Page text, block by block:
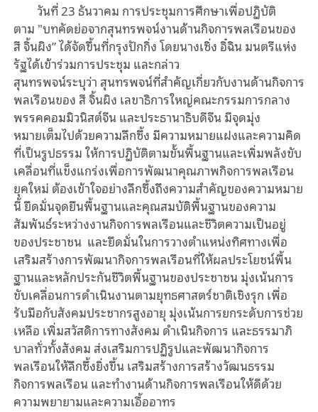
วันที่23 ธันวาคม การประชุมการศึกษาเพื่อปฏิบัติ
ตาม "บทคัดย่อจากสุนทรพจน์งานด้านกิจการพลเรือนของ
สีจิ้นผิง”ได้จัดขึ้นที่กรุงปักกิ่งโดยนางเซิ่ง อิ๋ฉินมนตรีแห่ง
รัฐได้เข้าร่วมการประชุม และกล่าว
สุนทรพจน์ระบุว่า สุนทรพจน์ที่สำคัญเกี่ยวกับงานด้านกิจการ
พลเรือนของ สีจิ้นผิง เลขาธิการใหญ่คณะกรรมการกลาง
พรรคคอมมิวนิสต์จีนและประธานาธิบดีจีนมีจุดมุ่ง
หมายเต็มไปด้วยความลึกซึ้ง มีความหมายแฝงและความคิด
ที่เป็นรูปธรรมให้การปฏิบัติตามขั้นพื้นฐานและเพิ่มพลังขับ
เคลื่อนที่แข็งแกร่งเพื่อการพัฒนาคุณภาพกิจการพลเรือน
ยุคใหม่ ต้องเข้าใจอย่างลึกซึ้งถึงความสำคัญของความหมาย
นี้ยึดมั่นจุดยืนพื้นฐานและคุณสมบัติพื้นฐานของความ
สัมพันธ์ระหว่างงานกิจการพลเรือนและชีวิตความเป็นอยู่
ของประชาชน และยึดมั่นในการวางตำแหน่งทิศทางเพื่อ
เสริมสร้างการพัฒนากิจการพลเรือนที่ให้ผลประโยชน์พื้น
ฐานและหลักประกันชีวิตพื้นฐานของประชาชนมุ่งเน้นการ
ขับเคลื่อนการดำเนินงานตามยุทธศาสตร์ชาติเชิงรุก เพื่อ
รับมือกับสังคมประชากรสูงอายุ มุ่งเน้นการยกระดับการช่วย
เหลือ เพิ่มสวัสดิการทางสังคม ดำเนินกิจการ และธรรมาภิ
บาลทั่วทั้งสังคม ส่งเสริมการปฏิรูปและพัฒนากิจการ
พลเรือนให้ลึกซึ้งยิ่งขึ้นเสริมสร้างการสร้างวัฒนธรรม
กิจการพลเรือนและทำงานด้านกิจการพลเรือนให้ดีด้วย
ความพยายามและความเอื้ออาทร